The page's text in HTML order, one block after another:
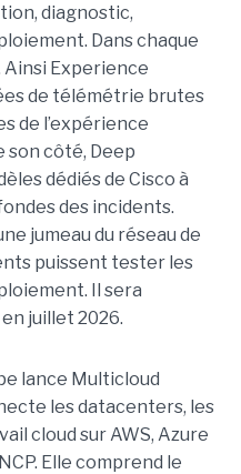
diagnostic,
Dans chaque
Ainsi Experience
de télémétrie brutes
de l’expérience
son côté, Deep
dédiés de Cisco à
des incidents.
jumeau du réseau de
puissent tester les
Il sera
juillet 2026.
lance Multicloud
les datacenters, les
cloud sur AWS, Azure
Elle comprend le